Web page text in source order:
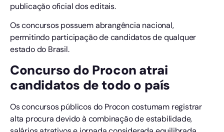
publicação oficial dos editais.
Os concursos possuem abrangência nacional,
permitindo participação de candidatos de qualquer
estado do Brasil.
Concurso do Procon atrai
candidatos de todo o país
Os concursos públicos do Procon costumam registrar
alta procura devido à combinação de estabilidade,